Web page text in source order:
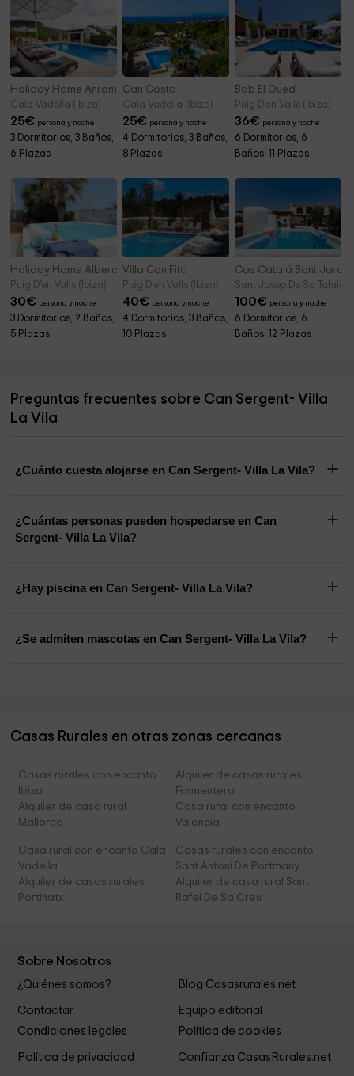
Holiday Home Anromi
Cala Vadella (Ibiza)
25€ persona y noche
3 Dormitorios, 3 Baños,
6 Plazas
Can Costa
Cala Vadella (Ibiza)
25€ persona y noche
4 Dormitorios, 3 Baños,
8 Plazas
Bab El Oued
Puig D'en Valls (Ibiza)
36€ persona y noche
6 Dormitorios, 6
Baños, 11 Plazas
Holiday Home Alberca
Puig D'en Valls (Ibiza)
30€ persona y noche
3 Dormitorios, 2 Baños,
5 Plazas
Villa Can Fita
Puig D'en Valls (Ibiza)
40€ persona y noche
4 Dormitorios, 3 Baños,
10 Plazas
Cas Catalá Sant Jordi
Sant Josep De Sa Talaia/
100€ persona y noche
6 Dormitorios, 6
Baños, 12 Plazas
Preguntas frecuentes sobre Can Sergent- Villa
La Vila
¿Cuánto cuesta alojarse en Can Sergent- Villa La Vila?
¿Cuántas personas pueden hospedarse en Can
Sergent- Villa La Vila?
¿Hay piscina en Can Sergent- Villa La Vila?
¿Se admiten mascotas en Can Sergent- Villa La Vila?
Casas Rurales en otras zonas cercanas
Casas rurales con encanto
Ibiza
Alquiler de casas rurales
Formentera
Alquiler de casa rural
Mallorca
Casa rural con encanto
Valencia
Casa rural con encanto Cala
Vadella
Casas rurales con encanto
Sant Antoni De Portmany
Alquiler de casas rurales
Portinatx
Alquiler de casa rural Sant
Rafel De Sa Creu
Sobre Nosotros
¿Quiénes somos? Blog Casasrurales.net
Contactar
Equipo editorial
Condiciones legales
Política de cookies
Política de privacidad Confianza CasasRurales.net